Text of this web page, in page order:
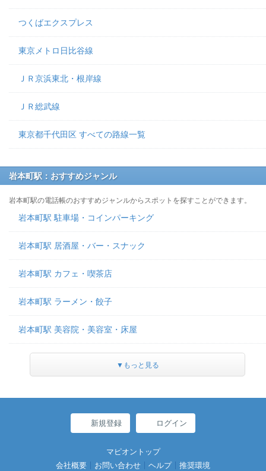
つくばエクスプレス
東京メトロ日比谷線
ＪＲ京浜東北・根岸線
ＪＲ総武線
東京都千代田区 すべての路線一覧
岩本町駅：おすすめジャンル
岩本町駅の電話帳のおすすめジャンルからスポットを探すことができます。
岩本町駅 駐車場・コインパーキング
岩本町駅 居酒屋・バー・スナック
岩本町駅 カフェ・喫茶店
岩本町駅 ラーメン・餃子
岩本町駅 美容院・美容室・床屋
▼もっと見る
新規登録 ログイン
マピオントップ
会社概要
お問い合わせ ヘルプ 推奨環境